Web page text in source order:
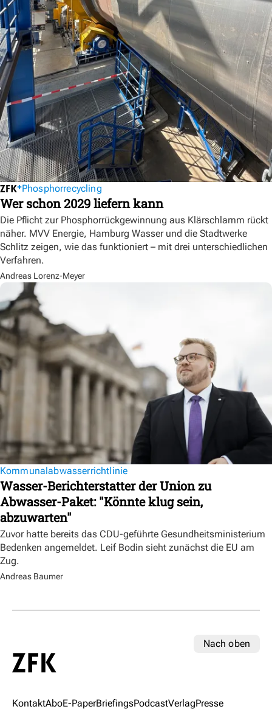
Phosphorrecycling
Wer schon 2029 liefern kann
Die Pflicht zur Phosphorrückgewinnung aus Klärschlamm rückt
näher. MVV Energie, Hamburg Wasser und die Stadtwerke
Schlitz zeigen, wie das funktioniert – mit drei unterschiedlichen
Verfahren.
Andreas Lorenz-Meyer
Kommunalabwasserrichtlinie
Wasser-Berichterstatter der Union zu
Abwasser-Paket: "Könnte klug sein,
abzuwarten"
Zuvor hatte bereits das CDU-geführte Gesundheitsministerium
Bedenken angemeldet. Leif Bodin sieht zunächst die EU am
Zug.
Andreas Baumer
Nach oben
KontaktAboE-PaperBriefingsPodcastVerlagPresse